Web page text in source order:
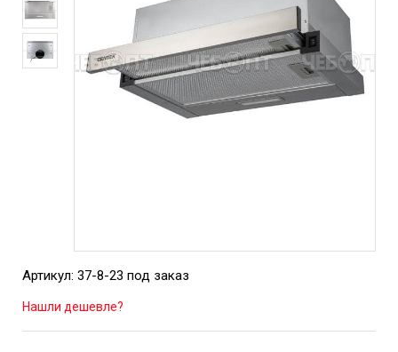
Артикул: 37-8-23 под заказ
Нашли дешевле?